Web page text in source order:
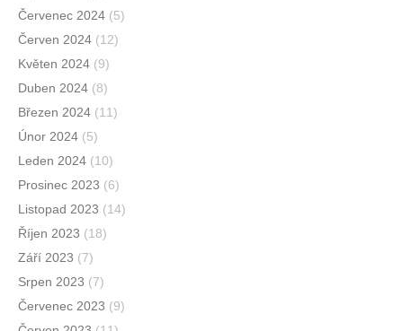
Červenec 2024 (5)
Červen 2024 (12)
Květen 2024 (9)
Duben 2024 (8)
Březen 2024 (11)
Únor 2024 (5)
Leden 2024 (10)
Prosinec 2023 (6)
Listopad 2023 (14)
Říjen 2023 (18)
Září 2023 (7)
Srpen 2023 (7)
Červenec 2023 (9)